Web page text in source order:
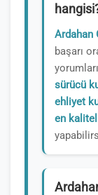
Ardahan
başarı
sürücü
ehliyet
en